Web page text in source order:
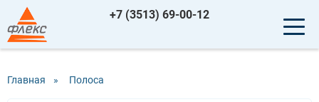
+7 (3513) 69-00-12
Главная » Полоса